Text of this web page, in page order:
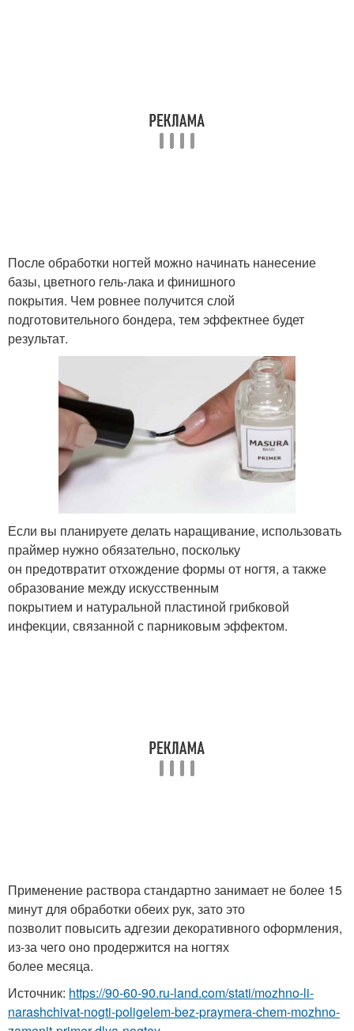
После обработки ногтей можно начинать нанесение
базы, цветного гель-лака и финишного
покрытия. Чем ровнее получится слой
подготовительного бондера, тем эффектнее будет
результат.
Если вы планируете делать наращивание, использовать
праймер нужно обязательно, поскольку
он предотвратит отхождение формы от ногтя, а также
образование между искусственным
покрытием и натуральной пластиной грибковой
инфекции, связанной с парниковым эффектом.
Применение раствора стандартно занимает не более 15
минут для обработки обеих рук, зато это
позволит повысить адгезии декоративного оформления,
из-за чего оно продержится на ногтях
более месяца.
Источник: https://90-60-90.ru-land.com/stati/mozhno-li-
narashchivat-nogti-poligelem-bez-praymera-chem-mozhno-